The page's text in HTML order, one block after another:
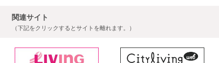
関連サイト
（下記をクリックするとサイトを離れます。）